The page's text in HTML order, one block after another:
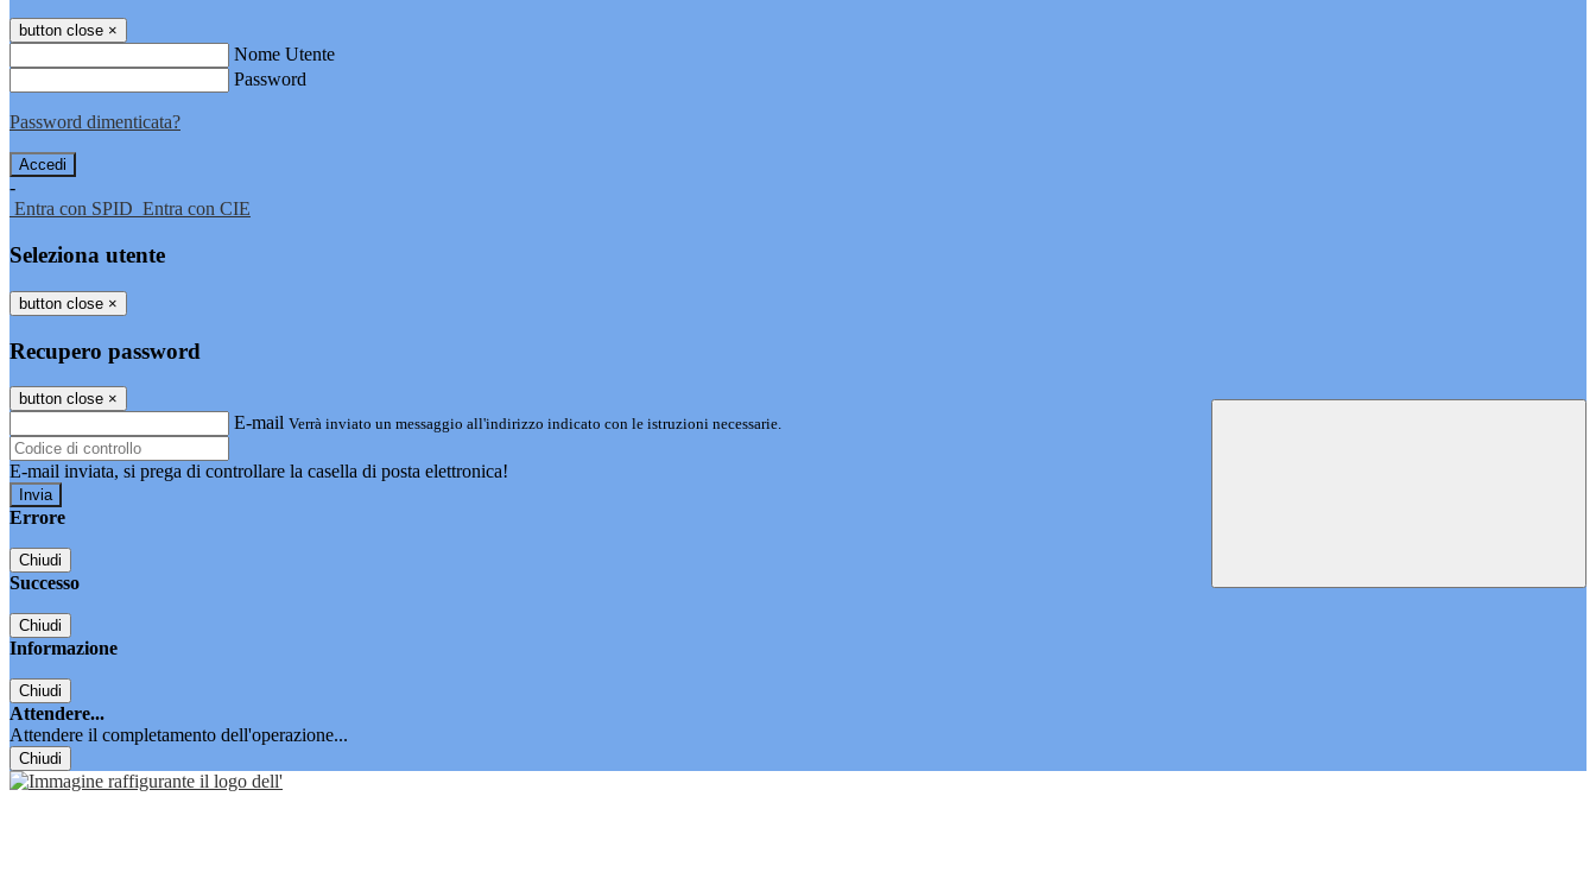
button close ×
Nome Utente
Password
Password dimenticata?
-
Entra con SPID Entra con CIE
Seleziona utente
button close ×
Recupero password
button close ×
E-mail Verrà inviato un messaggio all'indirizzo indicato con le istruzioni necessarie.
E-mail inviata, si prega di controllare la casella di posta elettronica!
Errore
Chiudi
Successo
Chiudi
Informazione
Chiudi
Attendere...
Attendere il completamento dell'operazione...
Chiudi